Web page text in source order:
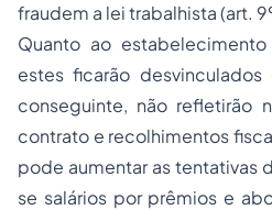
fraudem a lei trabalhista (art.
Quanto ao
estes ficarão
conseguinte, não refletirão
contrato e recolhimentos
pode aumentar as tentativas
se salários por prêmios e